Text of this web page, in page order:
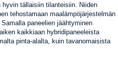
tällaisiin tilanteisiin. Niiden
tehostamaan maalämpöjärjestelmän
paneelien jäähtyminen
kaikkiaan hybridipaneeleista
pinta-alalta, kuin tavanomaisista